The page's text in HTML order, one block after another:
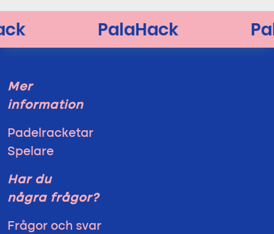
Mer
information
Padelracketar
Spelare
Har du
några frågor?
Frågor och svar